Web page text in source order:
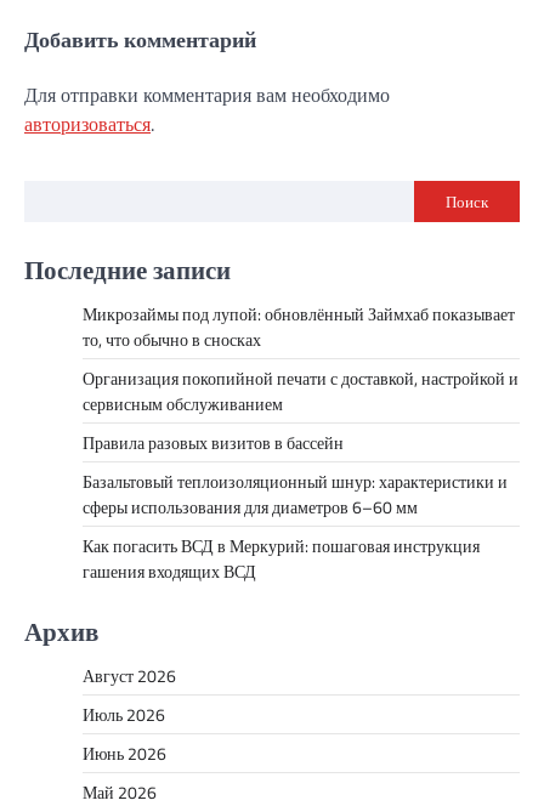
Добавить комментарий
Для отправки комментария вам необходимо
авторизоваться.
Поиск
Последние записи
Микрозаймы под лупой: обновлённый Займхаб показывает
то, что обычно в сносках
Организация покопийной печати с доставкой, настройкой и
сервисным обслуживанием
Правила разовых визитов в бассейн
Базальтовый теплоизоляционный шнур: характеристики и
сферы использования для диаметров 6–60 мм
Как погасить ВСД в Меркурий: пошаговая инструкция
гашения входящих ВСД
Архив
Август 2026
Июль 2026
Июнь 2026
Май 2026